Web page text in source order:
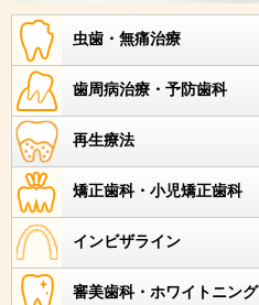
虫歯・無痛治療
歯周病治療・予防歯科
再生療法
矯正歯科・小児矯正歯科
インビザライン
審美歯科・ホワイトニング